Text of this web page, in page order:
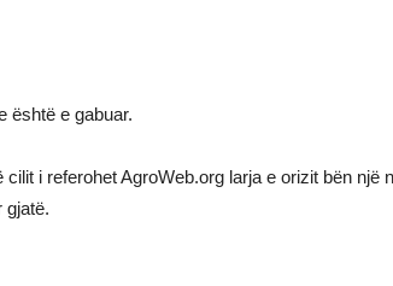
është e gabuar.
cilit i referohet AgroWeb.org larja e orizit bën
gjatë.